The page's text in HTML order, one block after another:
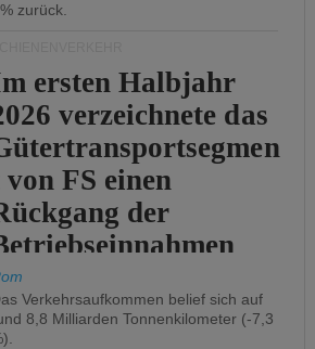
zurück.
ersten Halbjahr
verzeichnete das
von FS einen
der
2,7 %.
Verkehrsaufkommen belief sich auf
8,8 Milliarden Tonnenkilometer (-7,3